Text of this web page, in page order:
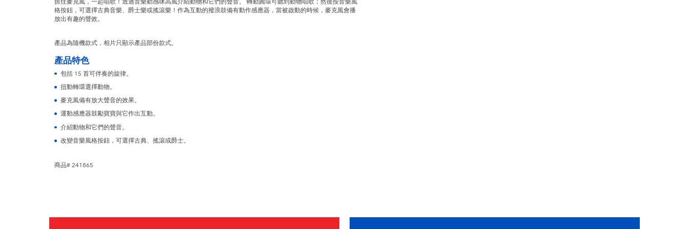
格按鈕，可選擇古典音樂、爵士樂或搖滾樂！作為互動的撥浪鼓備有動作感應器，當被啟動的時候，麥克風會播
放出有趣的聲效。
產品為隨機款式，相片只顯示產品部份款式。
產品特色
包括 15 首可伴奏的旋律。
扭動轉環選擇動物。
麥克風備有放大聲音的效果。
運動感應器鼓勵寶寶與它作出互動。
介紹動物和它們的聲音。
改變音樂風格按鈕，可選擇古典、搖滾或爵士。
商品# 241865